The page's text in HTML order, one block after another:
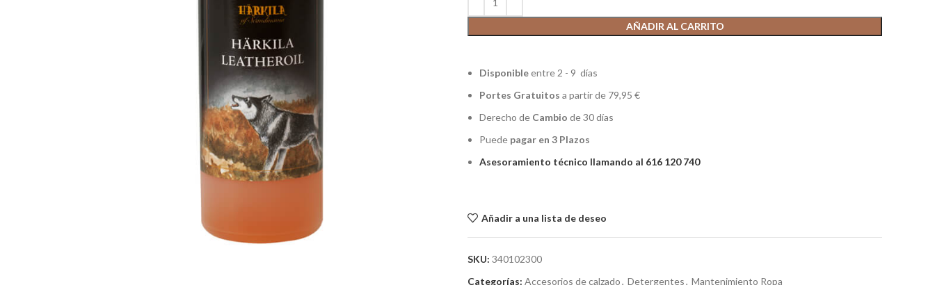
AÑADIR AL CARRITO
Disponibleentre 2 - 9 días
Portes Gratuitos a partir de 79,95 €
Derecho de Cambio de 30 días
Puede pagar en 3 Plazos
Asesoramiento técnico llamando al 616 120 740
Añadir a una lista de deseo
SKU: 340102300
Categorías: Accesorios de calzado, Detergentes, Mantenimiento Ropa